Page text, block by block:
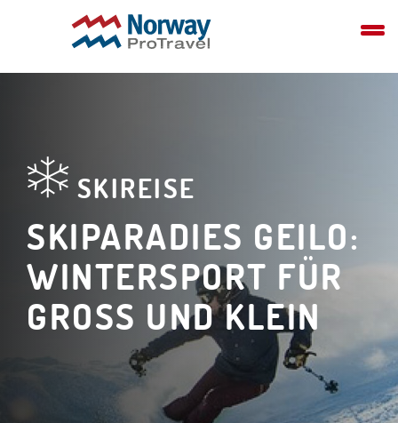
SKIREISE
SKIPARADIES GEILO:
WINTERSPORT FÜR
GROSS UND KLEIN